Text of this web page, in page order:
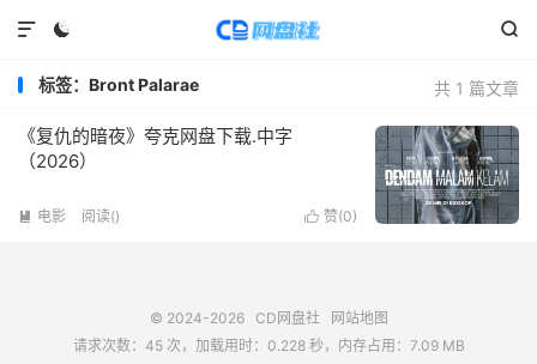
 

共 1 篇文章
标签：Bront Palarae
《复仇的暗夜》夸克网盘下载.中字
（2026）
 赞(0)
 电影 阅读()
© 2024-2026 CD网盘社
网站地图
请求次数：45 次，加载用时：0.228 秒，内存占用：7.09 MB